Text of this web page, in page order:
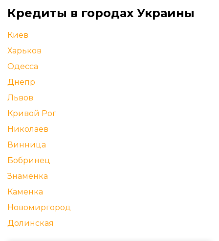
Кредиты в городах Украины
Киев
Харьков
Одесса
Днепр
Львов
Кривой Рог
Николаев
Винница
Бобринец
Знаменка
Каменка
Новомиргород
Долинская